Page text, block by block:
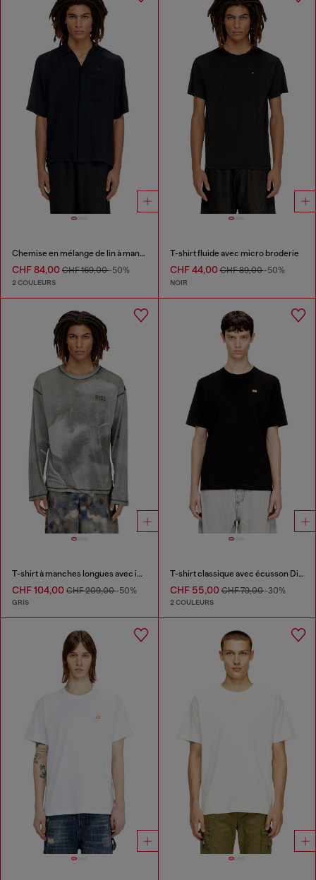
Chemise en mélange de lin à manches courtes
CHF 84,00 CHF 169,00-50%
2 COULEURS
T-shirt fluide avec micro broderie
CHF 44,00CHF 89,00-50%
NOIR
T-shirt à manches longues avec imprimé trompe-l'œil
CHF 104,00 CHF 209,00-50%
GRIS
T-shirt classique avec écusson Diesel et imprimé photo
CHF 55,00CHF 79,00-30%
2 COULEURS